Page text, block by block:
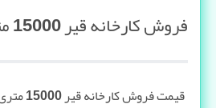
فروش کارخانه‌ قیر 15000 متری در تهران
قیمت فروش کارخانه قیر 15000 متری در تهران